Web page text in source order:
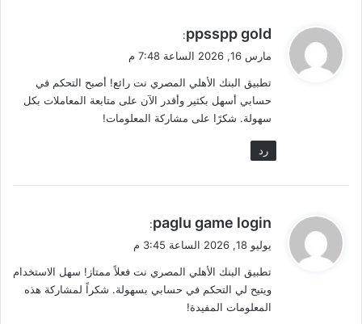
ي
ل
ppsspp gold
:
مارس 16, 2026 الساعة 7:48 م
تطبيق البنك الأهلي المصري نت رائع! أصبح التحكم في
حسابي أسهل بكثير وأقدر الآن على متابعة المعاملات بكل
سهولة. شكرًا على مشاركة المعلومات!
رد
ي
ل
paglu game login
:
يوليو 18, 2026 الساعة 3:45 م
تطبيق البنك الأهلي المصري نت فعلاً ممتاز! سهل الاستخدام
ويتيح لي التحكم في حسابي بسهولة. شكراً لمشاركة هذه
المعلومات المفيدة!